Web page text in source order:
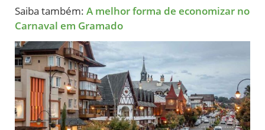
Saiba também: A melhor forma de economizar no
Carnaval em Gramado